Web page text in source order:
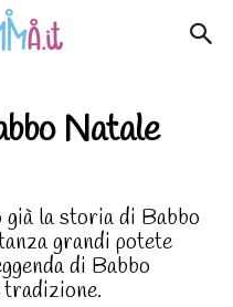
Natale
la storia di Babbo
grandi potete
di Babbo